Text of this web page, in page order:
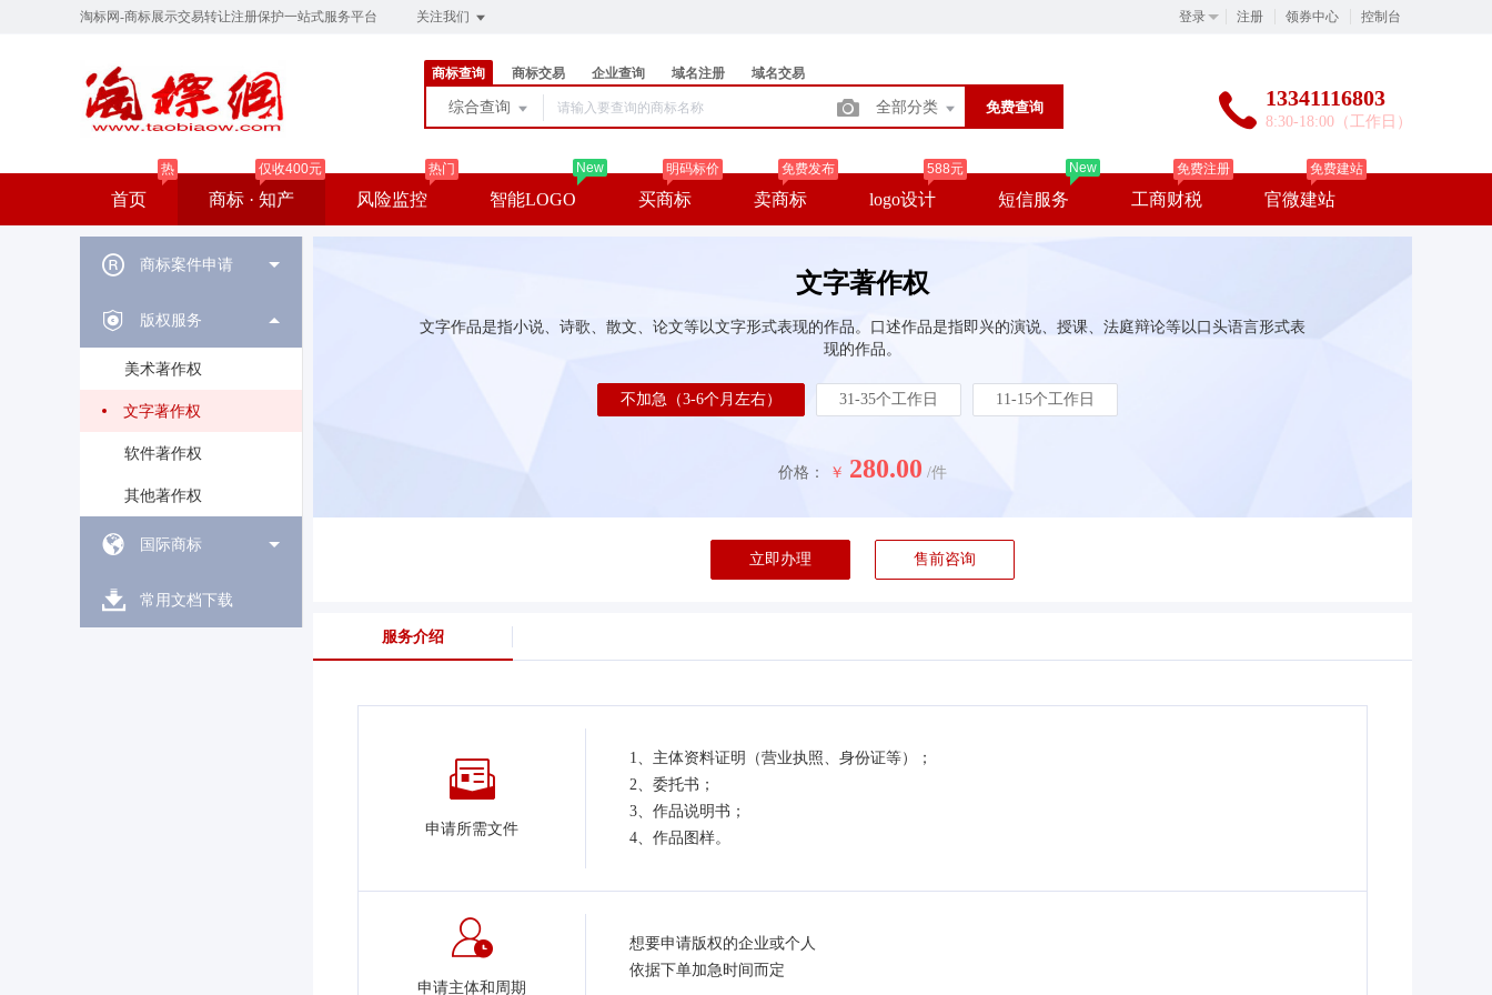
淘标网-商标展示交易转让注册保护一站式服务平台 关注我们 登录 注册 领券中心 控制台
商标查询 商标交易 企业查询 域名注册 域名交易
综合查询 全部分类 免费查询 13341116803
8:30-18:00（工作日）
首页
热
商标 · 知产
仅收400元
风险监控
热门
智能LOGO
New
买商标
明码标价
卖商标
免费发布
logo设计
588元
短信服务
New
工商财税
免费注册
官微建站
免费建站
商标案件申请
版权服务
美术著作权
文字著作权
软件著作权
其他著作权
国际商标
常用文档下载
文字著作权
文字作品是指小说、诗歌、散文、论文等以文字形式表现的作品。口述作品是指即兴的演说、授课、法庭辩论等以口头语言形式表
现的作品。
不加急（3-6个月左右） 31-35个工作日 11-15个工作日
价格： ￥ 280.00 /件
立即办理 售前咨询
服务介绍
申请所需文件
1、主体资料证明（营业执照、身份证等）；
2、委托书；
3、作品说明书；
4、作品图样。
申请主体和周期
想要申请版权的企业或个人
依据下单加急时间而定